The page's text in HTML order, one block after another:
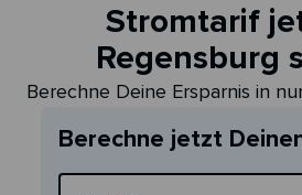
Stromtarif
Regensburg
Berechne Deine Ersparnis in
Berechne jetzt